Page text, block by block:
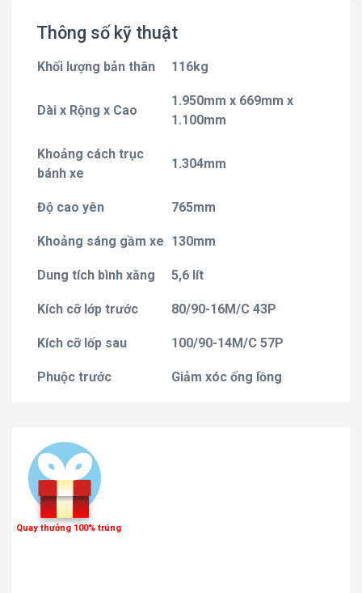
Thông số kỹ thuật
Khối lượng bản thân 116kg
Dài x Rộng x Cao
1.950mm x 669mm x
1.100mm
Khoảng cách trục
bánh xe
1.304mm
Độ cao yên 765mm
Khoảng sáng gầm xe 130mm
Dung tích bình xăng 5,6 lít
Kích cỡ lớp trước 80/90-16M/C 43P
Kích cỡ lốp sau 100/90-14M/C 57P
Phuộc trước Giảm xóc ống lồng
Quay thưởng 100% trúng